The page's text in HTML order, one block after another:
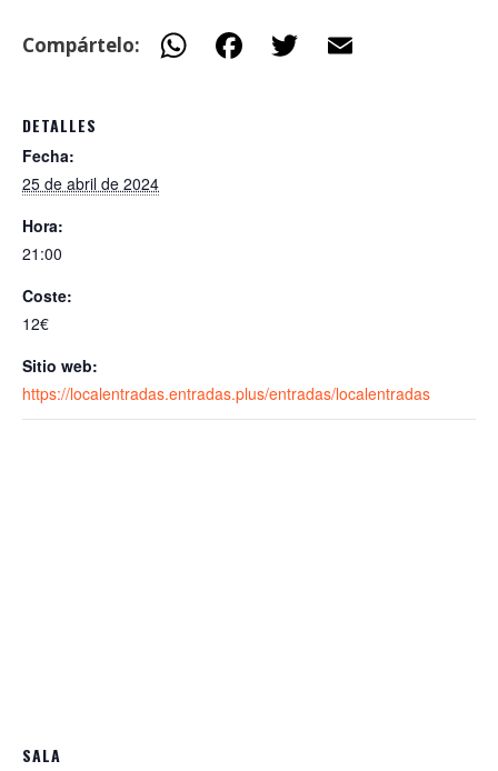
Compártelo: W
DETALLES
Fecha:
25 de abril de 2024
Hora:
21:00
Coste:
12€
Sitio web:
https://localentradas.entradas.plus/entradas/localentradas
SALA